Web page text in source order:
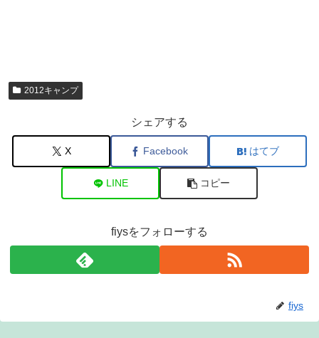
2012キャンプ
シェアする
X Facebook はてブ
LINE コピー
fiysをフォローする
fiys